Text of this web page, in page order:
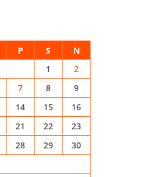
P S N
1
2
7 8
9
14 15
16
21 22
23
28 29
30